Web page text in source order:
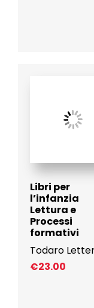
Libri per
l’infanzia
Lettura e
Processi
formativi
Todaro
€23.00